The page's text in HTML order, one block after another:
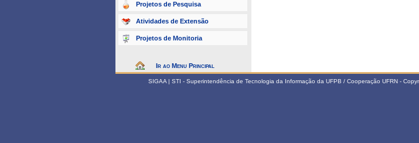
Projetos de Pesquisa
Atividades de Extensão
Projetos de Monitoria
Ir ao Menu Principal
SIGAA | STI - Superintendência de Tecnologia da Informação da UFPB / Cooperação UFRN -